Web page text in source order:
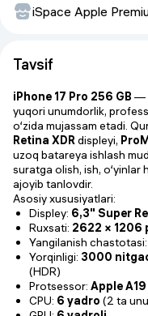
iSpace Apple
Tavsif
iPhone 17 Pro 256 GB —
yuqori unumdorlik,
o‘zida mujassam etadi.
Retina XDRdispleyi,
uzoq batareya ishlash
suratga olish, ish,
ajoyib tanlovdir.
Asosiy xususiyatlari:
Displey: 6,3" Super
Ruxsati: 2622 × 1206
Yangilanish chastotasi:
Yorqinligi: 3000
(HDR)
Protsessor: Apple
CPU: 6 yadro (2 ta